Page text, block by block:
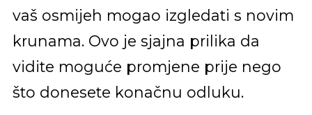
vaš osmijeh mogao izgledati s novim
krunama. Ovo je sjajna prilika da
vidite moguće promjene prije nego
što donesete konačnu odluku.